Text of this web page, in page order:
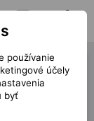
používanie
účely
byť